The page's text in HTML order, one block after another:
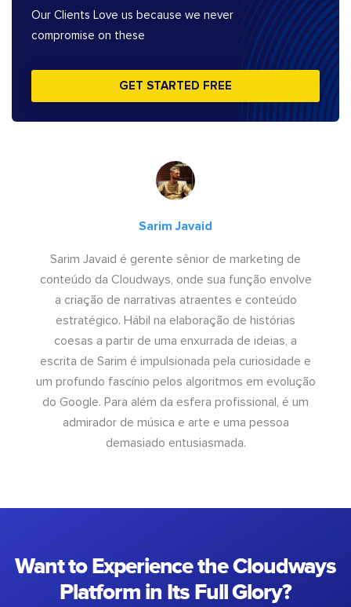
Our Clients Love us because we never
compromise on these
GET STARTED FREE
Sarim Javaid
Sarim Javaid é gerente sênior de marketing de
conteúdo da Cloudways, onde sua função envolve
a criação de narrativas atraentes e conteúdo
estratégico. Hábil na elaboração de histórias
coesas a partir de uma enxurrada de ideias, a
escrita de Sarim é impulsionada pela curiosidade e
um profundo fascínio pelos algoritmos em evolução
do Google. Para além da esfera profissional, é um
admirador de música e arte e uma pessoa
demasiado entusiasmada.
Want to Experience the Cloudways
Platform in Its Full Glory?